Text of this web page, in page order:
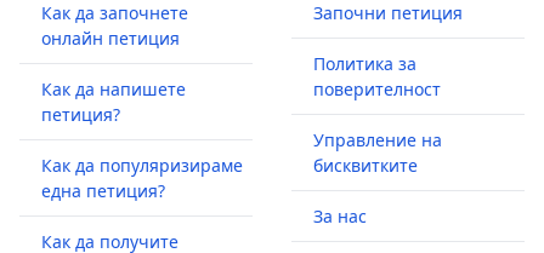
Как да започнете
онлайн петиция
Как да напишете
петиция?
Как да популяризираме
една петиция?
Как да получите
Започни петиция
Политика за
поверителност
Управление на
бисквитките
За нас